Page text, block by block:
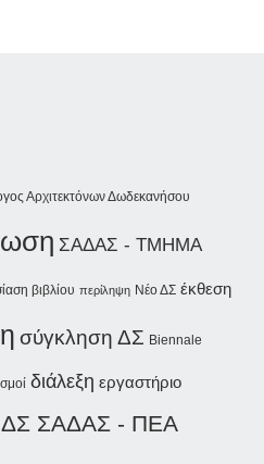
Αρχιτεκτόνων Δωδεκανήσου
ΣΑΔΑΣ - ΤΜΗΜΑ
βιβλίου περίληψη Νέο ΔΣ έκθεση
σύγκληση ΔΣ Biennale
διάλεξη εργαστήριο
ΔΣ ΣΑΔΑΣ - ΠΕΑ